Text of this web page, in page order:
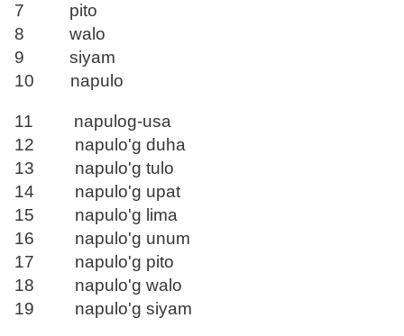
7 pito
8 walo
9 siyam
10 napulo
11 napulog-usa
12 napulo'g duha
13 napulo'g tulo
14 napulo'g upat
15 napulo'g lima
16 napulo'g unum
17 napulo'g pito
18 napulo'g walo
19 napulo'g siyam